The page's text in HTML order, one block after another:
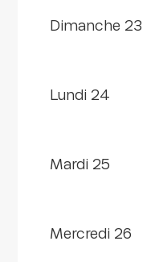
dimanche 23
lundi 24
mardi 25
mercredi 26